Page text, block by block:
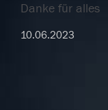
Danke für alles
10.06.2023